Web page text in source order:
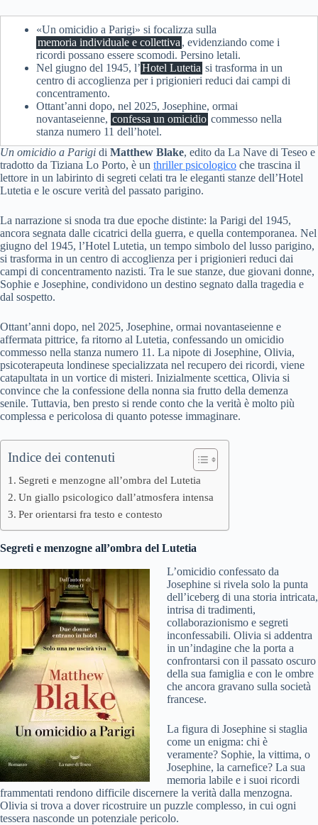
«Un omicidio a Parigi» si focalizza sulla
memoria individuale e collettiva , evidenziando come i
ricordi possano essere scomodi. Persino letali.
Nel giugno del 1945, l’Hotel Lutetia si trasforma in un
centro di accoglienza per i prigionieri reduci dai campi di
concentramento.
Ottant’anni dopo, nel 2025, Josephine, ormai
novantaseienne, confessa un omicidio commesso nella
stanza numero 11 dell’hotel.
Un omicidio a Parigi di Matthew Blake, edito da La Nave di Teseo e
tradotto da Tiziana Lo Porto, è un thriller psicologico che trascina il
lettore in un labirinto di segreti celati tra le eleganti stanze dell’Hotel
Lutetia e le oscure verità del passato parigino.
La narrazione si snoda tra due epoche distinte: la Parigi del 1945,
ancora segnata dalle cicatrici della guerra, e quella contemporanea. Nel
giugno del 1945, l’Hotel Lutetia, un tempo simbolo del lusso parigino,
si trasforma in un centro di accoglienza per i prigionieri reduci dai
campi di concentramento nazisti. Tra le sue stanze, due giovani donne,
Sophie e Josephine, condividono un destino segnato dalla tragedia e
dal sospetto.
Ottant’anni dopo, nel 2025, Josephine, ormai novantaseienne e
affermata pittrice, fa ritorno al Lutetia, confessando un omicidio
commesso nella stanza numero 11. La nipote di Josephine, Olivia,
psicoterapeuta londinese specializzata nel recupero dei ricordi, viene
catapultata in un vortice di misteri. Inizialmente scettica, Olivia si
convince che la confessione della nonna sia frutto della demenza
senile. Tuttavia, ben presto si rende conto che la verità è molto più
complessa e pericolosa di quanto potesse immaginare.
Indice dei contenuti
Segreti e menzogne all’ombra del Lutetia
Un giallo psicologico dall’atmosfera intensa
Per orientarsi fra testo e contesto
Segreti e menzogne all’ombra del Lutetia
L’omicidio confessato da
Josephine si rivela solo la punta
dell’iceberg di una storia intricata,
intrisa di tradimenti,
collaborazionismo e segreti
inconfessabili. Olivia si addentra
in un’indagine che la porta a
confrontarsi con il passato oscuro
della sua famiglia e con le ombre
che ancora gravano sulla società
francese.
La figura di Josephine si staglia
come un enigma: chi è
veramente? Sophie, la vittima, o
Josephine, la carnefice? La sua
memoria labile e i suoi ricordi
frammentati rendono difficile discernere la verità dalla menzogna.
Olivia si trova a dover ricostruire un puzzle complesso, in cui ogni
tessera nasconde un potenziale pericolo.